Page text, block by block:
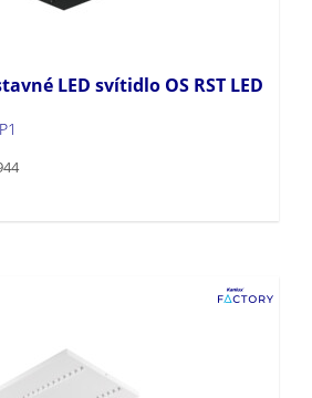
LED svítidlo OS RST LED